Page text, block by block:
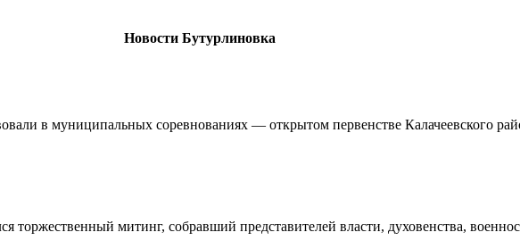
Новости Бутурлиновка
в муниципальных соревнованиях — открытом первенстве Калачеевского
торжественный митинг, собравший представителей власти, духовенства,